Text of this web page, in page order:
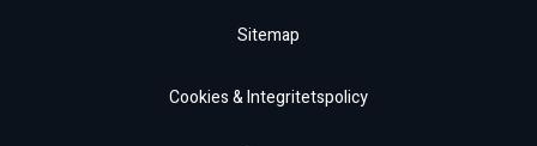
Sitemap
Cookies & Integritetspolicy